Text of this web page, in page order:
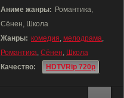
Аниме жанры: Романтика,
Сёнен, Школа
Жанры: комедия, мелодрама,
Романтика, Сёнен, Школа
Качество:
HDTVRip 720p